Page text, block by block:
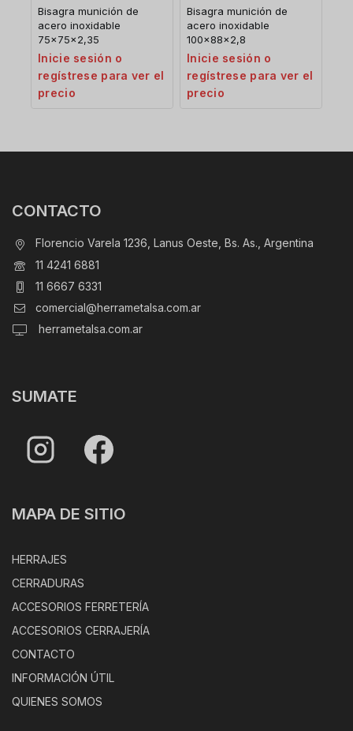
Bisagra munición de
acero inoxidable
75x75x2,35
Inicie sesión o
regístrese para ver el
precio
Bisagra munición de
acero inoxidable
100x88x2,8
Inicie sesión o
regístrese para ver el
precio
CONTACTO
Florencio Varela 1236, Lanus Oeste, Bs. As., Argentina
11 4241 6881
11 6667 6331
comercial@herrametalsa.com.ar
herrametalsa.com.ar
SUMATE
MAPA DE SITIO
HERRAJES
CERRADURAS
ACCESORIOS FERRETERÍA
ACCESORIOS CERRAJERÍA
CONTACTO
INFORMACIÓN ÚTIL
QUIENES SOMOS